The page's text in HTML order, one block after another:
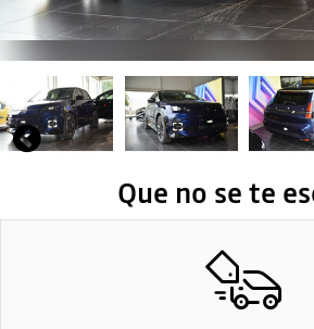
Que no se te